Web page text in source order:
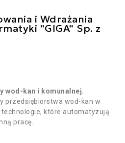
i Wdrażania
"GIGA" Sp. z
wod-kan i komunalnej.
przedsiębiorstwa wod-kan w
technologie, które automatyzują
pracę.